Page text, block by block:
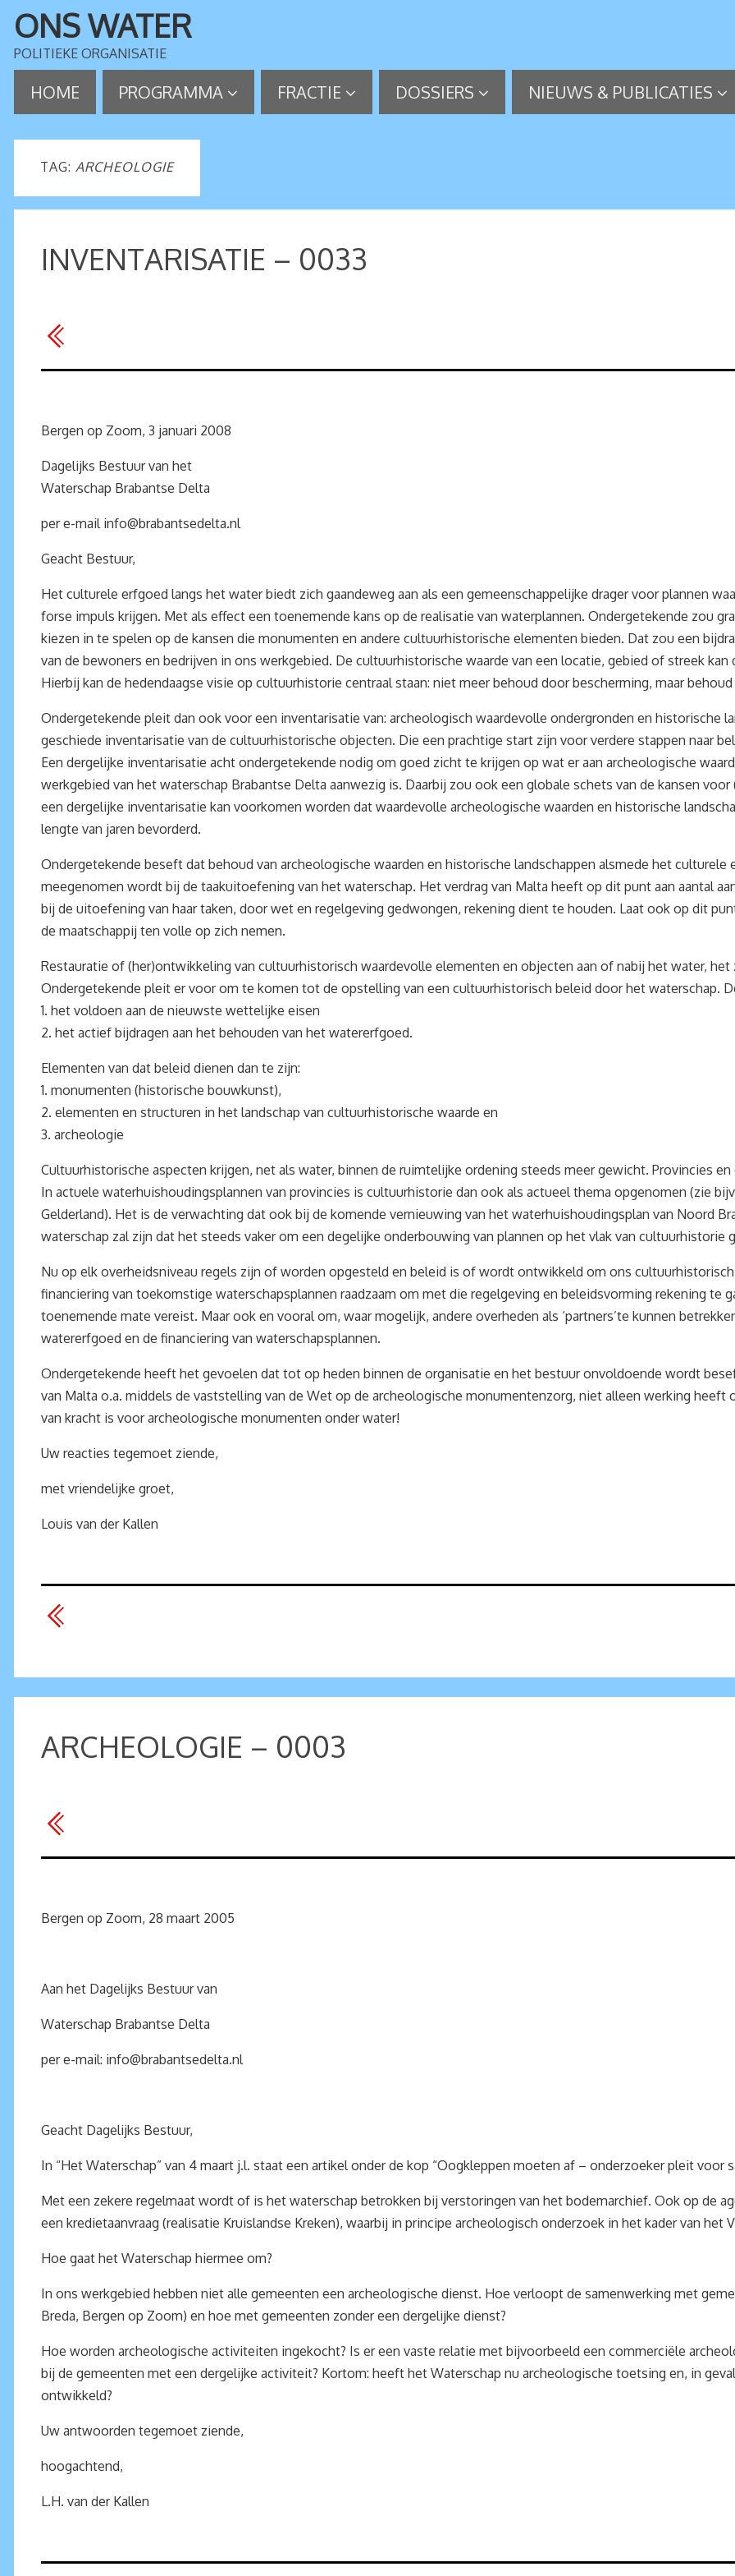
ONS WATER
POLITIEKE ORGANISATIE
HOME PROGRAMMA FRACTIE DOSSIERS NIEUWS & PUBLICATIES
TAG: ARCHEOLOGIE
INVENTARISATIE – 0033
Bergen op Zoom, 3 januari 2008
Dagelijks Bestuur van het
Waterschap Brabantse Delta
per e-mail info@brabantsedelta.nl
Geacht Bestuur,
Het culturele erfgoed langs het water biedt zich gaandeweg aan als een gemeenschappelijke drager voor plannen
forse impuls krijgen. Met als effect een toenemende kans op de realisatie van waterplannen. Ondergetekende zou
kiezen in te spelen op de kansen die monumenten en andere cultuurhistorische elementen bieden. Dat zou een
van de bewoners en bedrijven in ons werkgebied. De cultuurhistorische waarde van een locatie, gebied of streek
Hierbij kan de hedendaagse visie op cultuurhistorie centraal staan: niet meer behoud door bescherming, maar
Ondergetekende pleit dan ook voor een inventarisatie van: archeologisch waardevolle ondergronden en historische
geschiede inventarisatie van de cultuurhistorische objecten. Die een prachtige start zijn voor verdere stappen naar
Een dergelijke inventarisatie acht ondergetekende nodig om goed zicht te krijgen op wat er aan archeologische
werkgebied van het waterschap Brabantse Delta aanwezig is. Daarbij zou ook een globale schets van de kansen
een dergelijke inventarisatie kan voorkomen worden dat waardevolle archeologische waarden en historische
lengte van jaren bevorderd.
Ondergetekende beseft dat behoud van archeologische waarden en historische landschappen alsmede het
meegenomen wordt bij de taakuitoefening van het waterschap. Het verdrag van Malta heeft op dit punt aan aantal
bij de uitoefening van haar taken, door wet en regelgeving gedwongen, rekening dient te houden. Laat ook op dit
de maatschappij ten volle op zich nemen.
Restauratie of (her)ontwikkeling van cultuurhistorisch waardevolle elementen en objecten aan of nabij het water,
Ondergetekende pleit er voor om te komen tot de opstelling van een cultuurhistorisch beleid door het waterschap.
1. het voldoen aan de nieuwste wettelijke eisen
2. het actief bijdragen aan het behouden van het watererfgoed.
Elementen van dat beleid dienen dan te zijn:
1. monumenten (historische bouwkunst),
2. elementen en structuren in het landschap van cultuurhistorische waarde en
3. archeologie
Cultuurhistorische aspecten krijgen, net als water, binnen de ruimtelijke ordening steeds meer gewicht. Provincies
In actuele waterhuishoudingsplannen van provincies is cultuurhistorie dan ook als actueel thema opgenomen (zie
Gelderland). Het is de verwachting dat ook bij de komende vernieuwing van het waterhuishoudingsplan van Noord
waterschap zal zijn dat het steeds vaker om een degelijke onderbouwing van plannen op het vlak van cultuurhistorie
Nu op elk overheidsniveau regels zijn of worden opgesteld en beleid is of wordt ontwikkeld om ons
financiering van toekomstige waterschapsplannen raadzaam om met die regelgeving en beleidsvorming rekening te
toenemende mate vereist. Maar ook en vooral om, waar mogelijk, andere overheden als ‘partners’te kunnen
watererfgoed en de financiering van waterschapsplannen.
Ondergetekende heeft het gevoelen dat tot op heden binnen de organisatie en het bestuur onvoldoende wordt
van Malta o.a. middels de vaststelling van de Wet op de archeologische monumentenzorg, niet alleen werking
van kracht is voor archeologische monumenten onder water!
Uw reacties tegemoet ziende,
met vriendelijke groet,
Louis van der Kallen
ARCHEOLOGIE – 0003
Bergen op Zoom, 28 maart 2005
Aan het Dagelijks Bestuur van
Waterschap Brabantse Delta
per e-mail: info@brabantsedelta.nl
Geacht Dagelijks Bestuur,
In “Het Waterschap” van 4 maart j.l. staat een artikel onder de kop “Oogkleppen moeten af – onderzoeker pleit voor
Met een zekere regelmaat wordt of is het waterschap betrokken bij verstoringen van het bodemarchief. Ook op de
een kredietaanvraag (realisatie Kruislandse Kreken), waarbij in principe archeologisch onderzoek in het kader van het
Hoe gaat het Waterschap hiermee om?
In ons werkgebied hebben niet alle gemeenten een archeologische dienst. Hoe verloopt de samenwerking met
Breda, Bergen op Zoom) en hoe met gemeenten zonder een dergelijke dienst?
Hoe worden archeologische activiteiten ingekocht? Is er een vaste relatie met bijvoorbeeld een commerciële
bij de gemeenten met een dergelijke activiteit? Kortom: heeft het Waterschap nu archeologische toetsing en, in
ontwikkeld?
Uw antwoorden tegemoet ziende,
hoogachtend,
L.H. van der Kallen